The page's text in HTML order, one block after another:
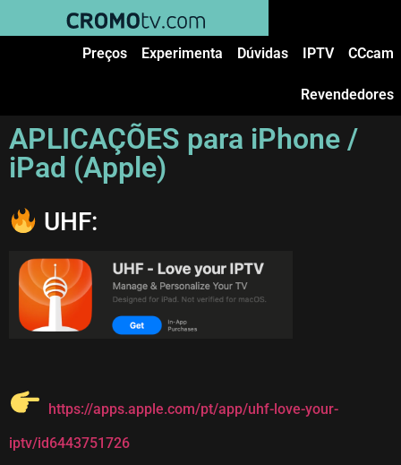
Preços Experimenta Dúvidas IPTV CCcam
Revendedores
APLICAÇÕES para iPhone /
iPad (Apple)
UHF:
https://apps.apple.com/pt/app/uhf-love-your-
iptv/id6443751726